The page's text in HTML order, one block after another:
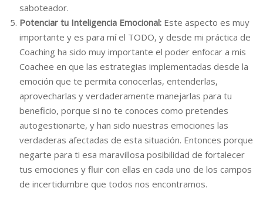
saboteador.
Potenciar tu Inteligencia Emocional: Este aspecto es muy
importante y es para mí el TODO, y desde mi práctica de
Coaching ha sido muy importante el poder enfocar a mis
Coachee en que las estrategias implementadas desde la
emoción que te permita conocerlas, entenderlas,
aprovecharlas y verdaderamente manejarlas para tu
beneficio, porque si no te conoces como pretendes
autogestionarte, y han sido nuestras emociones las
verdaderas afectadas de esta situación. Entonces porque
negarte para ti esa maravillosa posibilidad de fortalecer
tus emociones y fluir con ellas en cada uno de los campos
de incertidumbre que todos nos encontramos.